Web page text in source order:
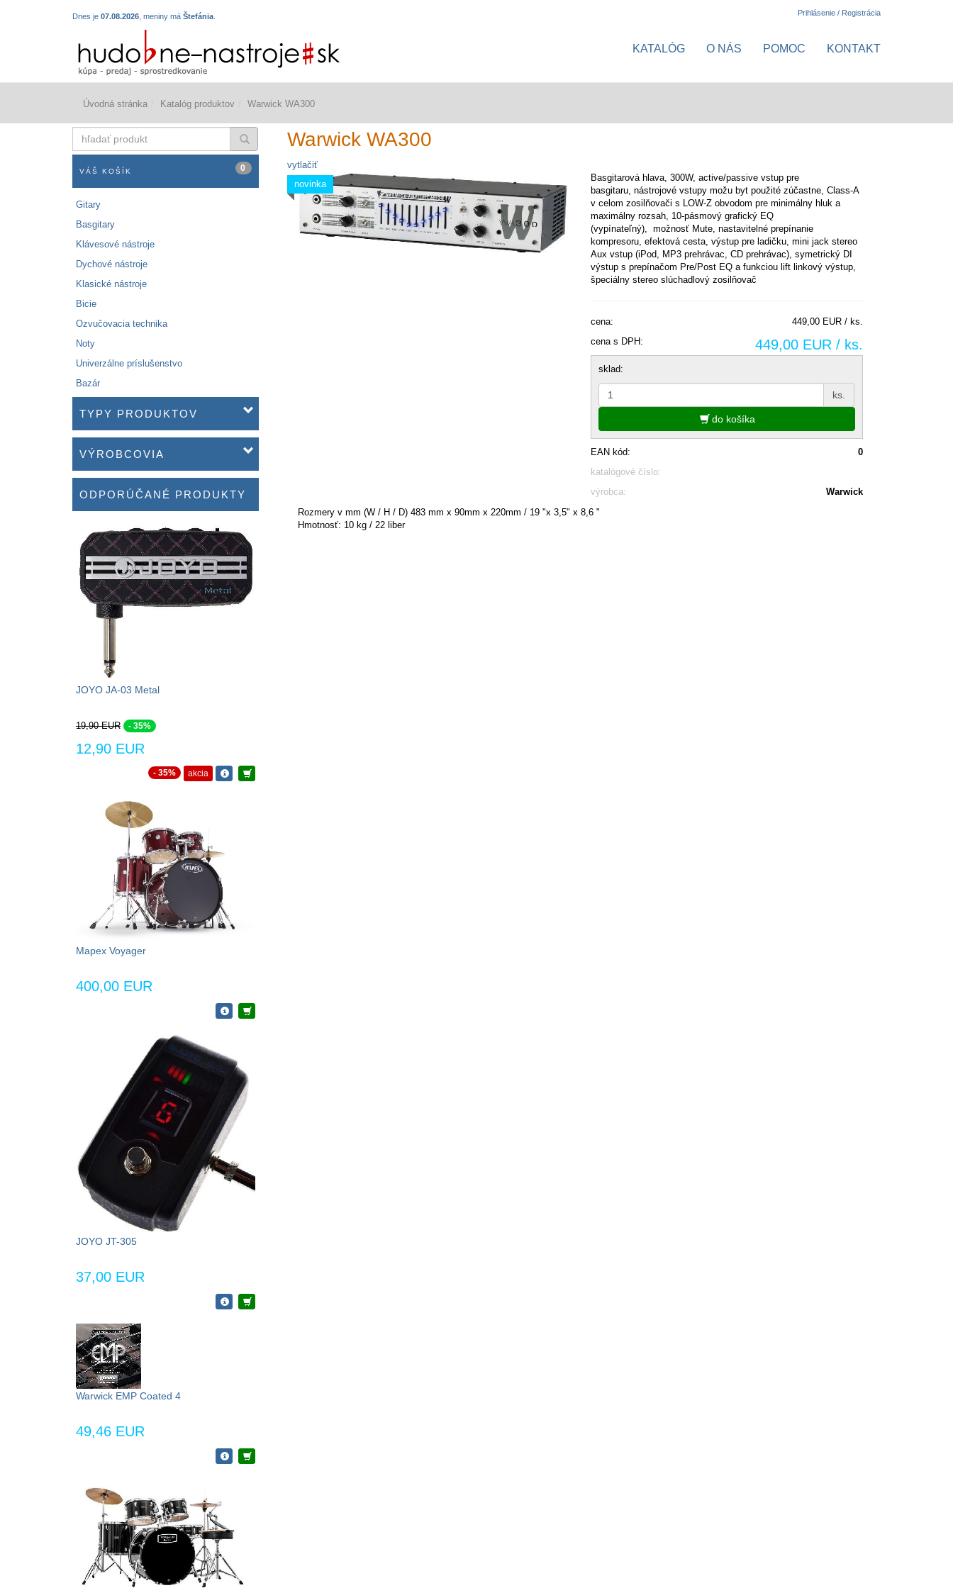
Dnes je 07.08.2026 , meniny má Štefánia Prihlásenie / Registrácia
KATALÓG O NÁS POMOC KONTAKT
Úvodná stránka Katalóg produktov Warwick WA300
produkt
VÁŠ KOŠÍK 0
Gitary
Basgitary
Klávesové nástroje
Dychové nástroje
Klasické nástroje
Bicie
Ozvučovacia technika
Noty
Univerzálne príslušenstvo
Bazár
TYPY PRODUKTOV
VÝROBCOVIA
ODPORÚČANÉ PRODUKTY
JOYO JA-03 Metal
19,90 EUR - 35%
12,90 EUR
- 35% akcia
Mapex Voyager
400,00 EUR
JOYO JT-305
37,00 EUR
Warwick EMP Coated 4
49,46 EUR
Warwick WA300
vytlačiť
Basgitarová hlava, 300W,active/passive vstup pre
basgitaru, nástrojové vstupy možu byt použité zúčastne, Class-A
v celom zosilňovači s LOW-Z obvodom pre minimálny hluk a
maximálny rozsah, 10-pásmový grafický EQ
(vypínateľný),
možnosť Mute, nastavitelné prepínanie
kompresoru, efektová cesta, výstup pre ladičku,mini jack stereo
Aux vstup (iPod, MP3 prehrávac, CD prehrávac), symetrický DI
výstup s prepínačom Pre/Post EQ a funkciou lift linkový výstup,
špeciálny stereo slúchadlový zosilňovač
cena:
449,00 EUR / ks.
cena s DPH:
449,00 EUR / ks.
sklad:
ks.
do košíka
EAN kód:
0
katalógové číslo:
výrobca:
Warwick
novinka
Rozmery v mm (W / H / D) 483 mm x 90mm x 220mm / 19 "x 3,5" x 8,6 "
Hmotnosť: 10 kg / 22 liber